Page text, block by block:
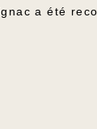
a été